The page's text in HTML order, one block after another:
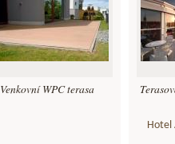
Venkovní WPC terasa
Hotel